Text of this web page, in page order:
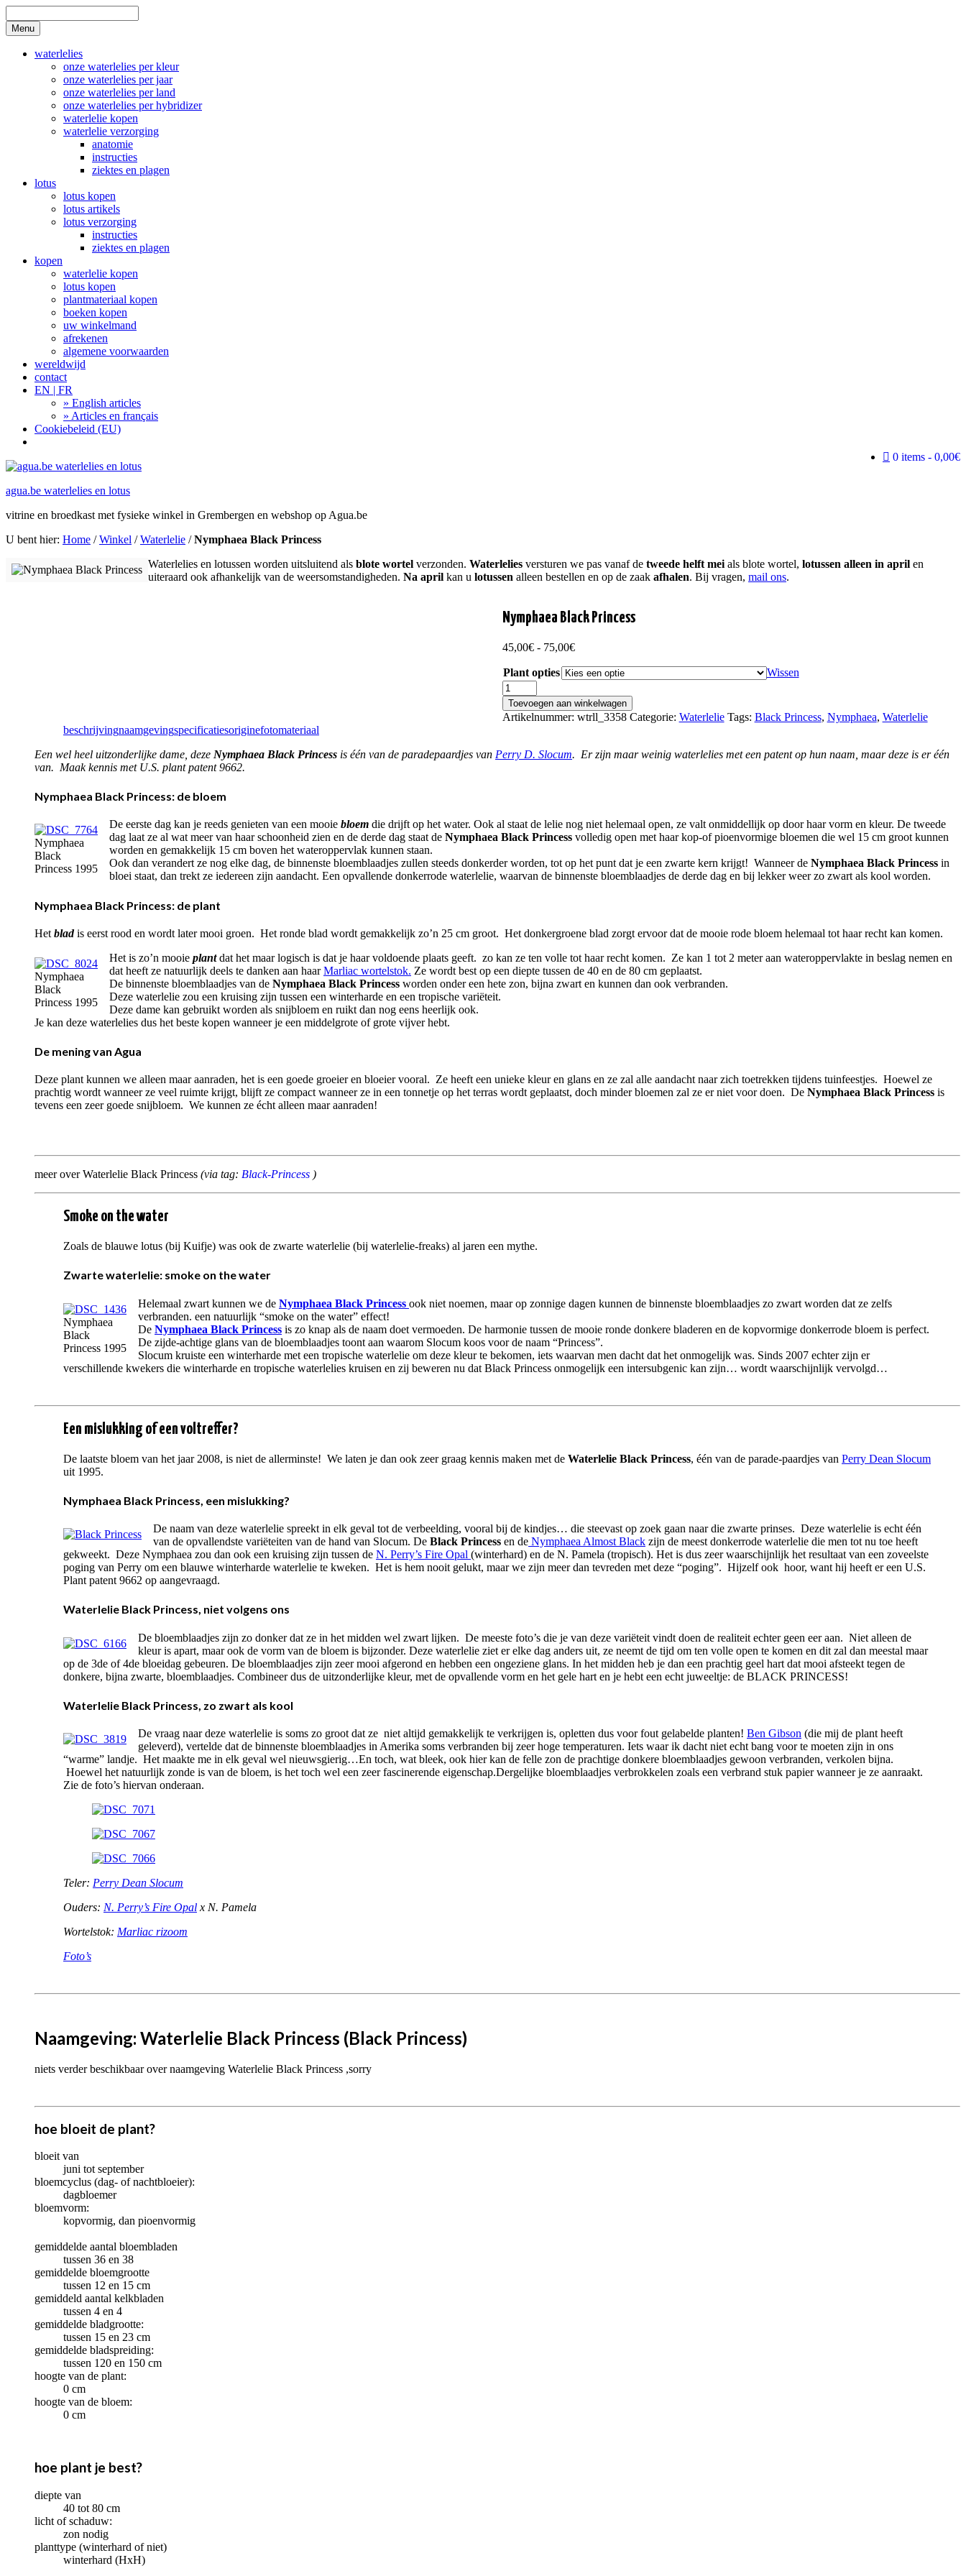
to
content
Search
Menu
waterlelies
onze waterlelies per kleur
onze waterlelies per jaar
onze waterlelies per land
onze waterlelies per hybridizer
waterlelie kopen
waterlelie verzorging
anatomie
instructies
ziektes en plagen
lotus
lotus kopen
lotus artikels
lotus verzorging
instructies
ziektes en plagen
kopen
waterlelie kopen
lotus kopen
plantmateriaal kopen
boeken kopen
uw winkelmand
afrekenen
algemene voorwaarden
wereldwijd
contact
EN | FR
» English articles
» Articles en français
Cookiebeleid (EU)
0 items
0,00€
agua.be waterlelies en lotus
vitrine en broedkast met fysieke winkel in Grembergen en webshop op Agua.be
U bent hier: Home /Winkel /Waterlelie /Nymphaea Black Princess
Waterlelies en lotussen worden uitsluitend als blote wortel verzonden. Waterlelies versturen we pas vanaf de tweede helft mei als blote wortel, lotussen alleen in april en
uiteraard ook afhankelijk van de weersomstandigheden. Na april kan u lotussen alleen bestellen en op de zaak afhalen. Bij vragen, mail ons.
Nymphaea Black Princess
45,00€ - 75,00€Prijsklasse:
tot
Plant opties
Wissen
Nymphaea
Black
Princess
aantal
Toevoegen aan winkelwagen
Artikelnummer: wtrll_3358 Categorie: Waterlelie Tags: Black Princess, Nymphaea, Waterlelie
beschrijvingnaamgevingspecificatiesoriginefotomateriaal
Een wel heel uitzonderlijke dame, deze Nymphaea Black Princess is één van de paradepaardjes van Perry D. Slocum. Er zijn maar weinig waterlelies met een patent op hun naam, maar deze is er één
van. Maak kennis met U.S. plant patent 9662.
Nymphaea Black Princess: de bloem
Nymphaea
Black
Princess 1995
De eerste dag kan je reeds genieten van een mooie bloem die drijft op het water. Ook al staat de lelie nog niet helemaal open, ze valt onmiddellijk op door haar vorm en kleur. De tweede
dag laat ze al wat meer van haar schoonheid zien en de derde dag staat de Nymphaea Black Princess volledig open met haar kop-of pioenvormige bloemen die wel 15 cm groot kunnen
worden en gemakkelijk 15 cm boven het wateroppervlak kunnen staan.
Ook dan verandert ze nog elke dag, de binnenste bloemblaadjes zullen steeds donkerder worden, tot op het punt dat je een zwarte kern krijgt! Wanneer de Nymphaea Black Princess in
bloei staat, dan trekt ze iedereen zijn aandacht. Een opvallende donkerrode waterlelie, waarvan de binnenste bloemblaadjes de derde dag en bij lekker weer zo zwart als kool worden.
Nymphaea Black Princess: de plant
Het bladis eerst rood en wordt later mooi groen. Het ronde blad wordt gemakkelijk zo’n 25 cm groot. Het donkergroene blad zorgt ervoor dat de mooie rode bloem helemaal tot haar recht kan komen.
Nymphaea
Black
Princess 1995
Het is zo’n mooie plantdat het maar logisch is dat je haar voldoende plaats geeft. zo kan ze ten volle tot haar recht komen. Ze kan 1 tot 2 meter aan wateroppervlakte in beslag nemen en
dat heeft ze natuurlijk deels te danken aan haarMarliac wortelstok. Ze wordt best op een diepte tussen de 40 en de 80 cm geplaatst.
De binnenste bloemblaadjes van de Nymphaea Black Princess worden onder een hete zon, bijna zwart en kunnen dan ook verbranden.
Deze waterlelie zou een kruising zijn tussen een winterharde en een tropische variëteit.
Deze dame kan gebruikt worden als snijbloem en ruikt dan nog eens heerlijk ook.
Je kan deze waterlelies dus het beste kopen wanneer je een middelgrote of grote vijver hebt.
De mening van Agua
Deze plant kunnen we alleen maar aanraden, het is een goede groeier en bloeier vooral. Ze heeft een unieke kleur en glans en ze zal alle aandacht naar zich toetrekken tijdens tuinfeestjes. Hoewel ze
prachtig wordt wanneer ze veel ruimte krijgt, blijft ze compact wanneer ze in een tonnetje op het terras wordt geplaatst, doch minder bloemen zal ze er niet voor doen. De Nymphaea Black Princess is
tevens een zeer goede snijbloem. We kunnen ze écht alleen maar aanraden!
meer over Waterlelie Black Princess (via tag: Black-Princess )
Smoke on the water
Zoals de blauwe lotus (bij Kuifje) was ook de zwarte waterlelie (bij waterlelie-freaks) al jaren een mythe.
Zwarte waterlelie: smoke on the water
Nymphaea
Black
Princess 1995
Helemaal zwart kunnen we de Nymphaea Black Princess ook niet noemen, maar op zonnige dagen kunnen de binnenste bloemblaadjes zo zwart worden dat ze zelfs
verbranden. een natuurlijk “smoke on the water” effect!
De Nymphaea Black Princess is zo knap als de naam doet vermoeden. De harmonie tussen de mooie ronde donkere bladeren en de kopvormige donkerrode bloem is perfect.
De zijde-achtige glans van de bloemblaadjes toont aan waarom Slocum koos voor de naam “Princess”.
Slocum kruiste een winterharde met een tropische waterlelie om deze kleur te bekomen, iets waarvan men dacht dat het onmogelijk was. Sinds 2007 echter zijn er
verschillende kwekers die winterharde en tropische waterlelies kruisen en zij beweren nu dat Black Princess onmogelijk een intersubgenic kan zijn… wordt waarschijnlijk vervolgd…
Een mislukking of een voltreffer?
De laatste bloem van het jaar 2008, is niet de allerminste! We laten je dan ook zeer graag kennis maken met de Waterlelie Black Princess, één van de parade-paardjes van Perry Dean Slocum
uit 1995.
Nymphaea Black Princess, een mislukking?
De naam van deze waterlelie spreekt in elk geval tot de verbeelding, vooral bij de kindjes… die steevast op zoek gaan naar die zwarte prinses. Deze waterlelie is echt één
van de opvallendste variëteiten van de hand van Slocum. De Black Princess en de Nymphaea Almost Black zijn de meest donkerrode waterlelie die men tot nu toe heeft
gekweekt. Deze Nymphaea zou dan ook een kruising zijn tussen de N. Perry’s Fire Opal (winterhard) en de N. Pamela (tropisch). Het is dus zeer waarschijnlijk het resultaat van een zoveelste
poging van Perry om een blauwe winterharde waterlelie te kweken. Het is hem nooit gelukt, maar we zijn meer dan tevreden met deze “poging”. Hijzelf ook hoor, want hij heeft er een U.S.
Plant patent 9662 op aangevraagd.
Waterlelie Black Princess, niet volgens ons
De bloemblaadjes zijn zo donker dat ze in het midden wel zwart lijken. De meeste foto’s die je van deze variëteit vindt doen de realiteit echter geen eer aan. Niet alleen de
kleur is apart, maar ook de vorm van de bloem is bijzonder. Deze waterlelie ziet er elke dag anders uit, ze neemt de tijd om ten volle open te komen en dit zal dan meestal maar
op de 3de of 4de bloeidag gebeuren. De bloemblaadjes zijn zeer mooi afgerond en hebben een ongeziene glans. In het midden heb je dan een prachtig geel hart dat mooi afsteekt tegen de
donkere, bijna zwarte, bloemblaadjes. Combineer dus de uitzonderlijke kleur, met de opvallende vorm en het gele hart en je hebt een echt juweeltje: de BLACK PRINCESS!
Waterlelie Black Princess, zo zwart als kool
De vraag naar deze waterlelie is soms zo groot dat ze niet altijd gemakkelijk te verkrijgen is, opletten dus voor fout gelabelde planten! Ben Gibson (die mij de plant heeft
geleverd), vertelde dat de binnenste bloemblaadjes in Amerika soms verbranden bij zeer hoge temperaturen. Iets waar ik dacht niet echt bang voor te moeten zijn in ons
“warme” landje. Het maakte me in elk geval wel nieuwsgierig…En toch, wat bleek, ook hier kan de felle zon de prachtige donkere bloemblaadjes gewoon verbranden, verkolen bijna.
Hoewel het natuurlijk zonde is van de bloem, is het toch wel een zeer fascinerende eigenschap.Dergelijke bloemblaadjes verbrokkelen zoals een verbrand stuk papier wanneer je ze aanraakt.
Zie de foto’s hiervan onderaan.
Teler: Perry Dean Slocum
Ouders: N. Perry’s Fire Opal x N. Pamela
Wortelstok: Marliac rizoom
Foto’s
Naamgeving: Waterlelie Black Princess (Black Princess)
niets verder beschikbaar over naamgeving Waterlelie Black Princess ,sorry
hoe bloeit de plant?
bloeit van
juni tot september
bloemcyclus (dag- of nachtbloeier):
dagbloemer
bloemvorm:
kopvormig, dan pioenvormig
gemiddelde aantal bloembladen
tussen 36 en 38
gemiddelde bloemgrootte
tussen 12 en 15 cm
gemiddeld aantal kelkbladen
tussen 4 en 4
gemiddelde bladgrootte:
tussen 15 en 23 cm
gemiddelde bladspreiding:
tussen 120 en 150 cm
hoogte van de plant:
0 cm
hoogte van de bloem:
0 cm
hoe plant je best?
diepte van
40 tot 80 cm
licht of schaduw:
zon nodig
planttype (winterhard of niet)
winterhard (HxH)